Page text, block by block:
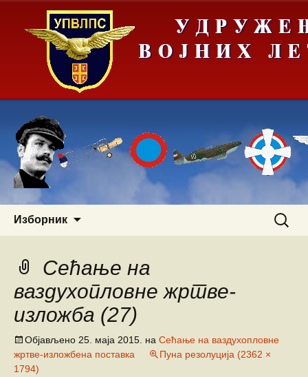
Изборник
Сећање на
ваздухопловне жртве-
изложба (27)
Објављено 25. маја 2015. на Сећање на ваздухопловне
жртве-изложбена поставка
Пуна резолуција (2362 ×
1794)